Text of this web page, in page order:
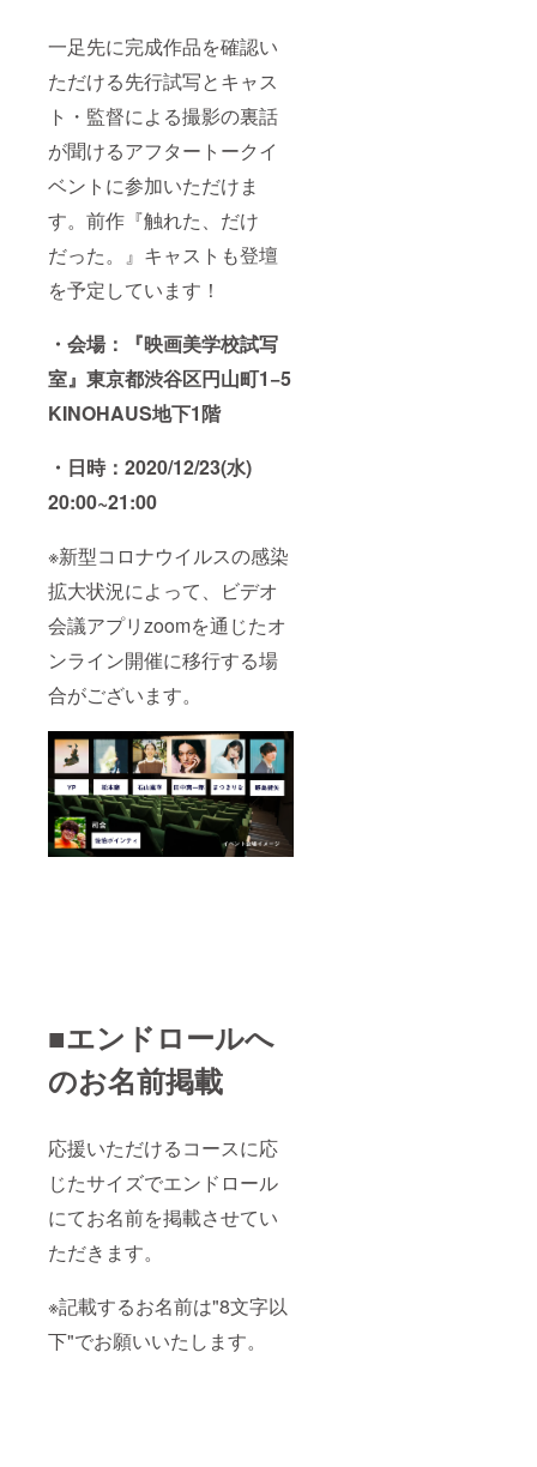
一足先に完成作品を確認い
ただける先行試写とキャス
ト・監督による撮影の裏話
が聞けるアフタートークイ
ベントに参加いただけま
す。前作『触れた、だけ
だった。』キャストも登壇
を予定しています！
・会場：『映画美学校試写
室』東京都渋谷区円山町1−5
KINOHAUS地下1階
・日時：2020/12/23(水)
20:00~21:00
※新型コロナウイルスの感染
拡大状況によって、ビデオ
会議アプリzoomを通じたオ
ンライン開催に移行する場
合がございます。
■エンドロールへ
のお名前掲載
応援いただけるコースに応
じたサイズでエンドロール
にてお名前を掲載させてい
ただきます。
※記載するお名前は"8文字以
下"でお願いいたします。